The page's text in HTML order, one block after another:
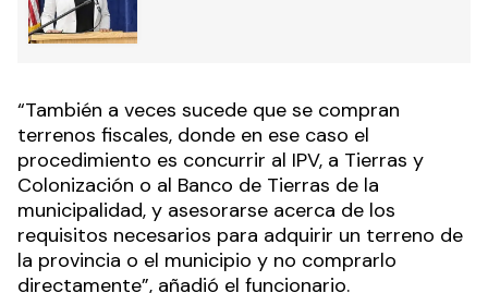
“También a veces sucede que se compran
terrenos fiscales, donde en ese caso el
procedimiento es concurrir al IPV, a Tierras y
Colonización o al Banco de Tierras de la
municipalidad, y asesorarse acerca de los
requisitos necesarios para adquirir un terreno de
la provincia o el municipio y no comprarlo
directamente”, añadió el funcionario.